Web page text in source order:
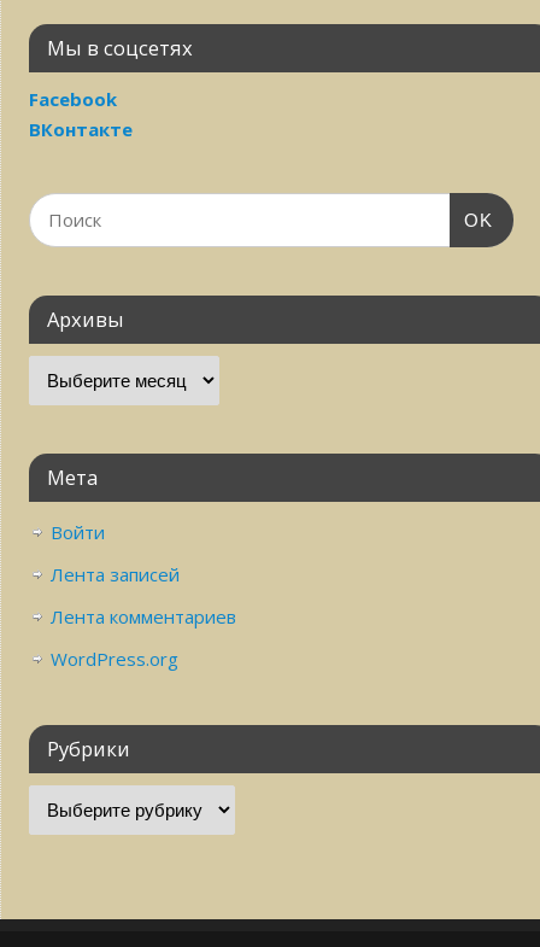
Мы в соцсетях
Facebook
ВКонтакте
OK
Архивы
Мета
Войти
Лента записей
Лента комментариев
WordPress.org
Рубрики